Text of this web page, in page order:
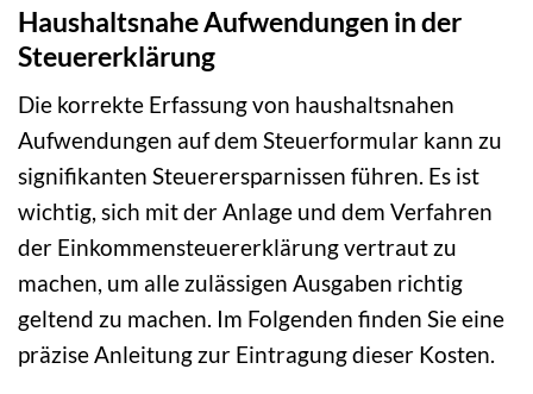
Haushaltsnahe Aufwendungen in der
Steuererklärung
Die korrekte Erfassung von haushaltsnahen
Aufwendungen auf dem Steuerformular kann zu
signifikanten Steuerersparnissen führen. Es ist
wichtig, sich mit der Anlage und dem Verfahren
der Einkommensteuererklärung vertraut zu
machen, um alle zulässigen Ausgaben richtig
geltend zu machen. Im Folgenden finden Sie eine
präzise Anleitung zur Eintragung dieser Kosten.